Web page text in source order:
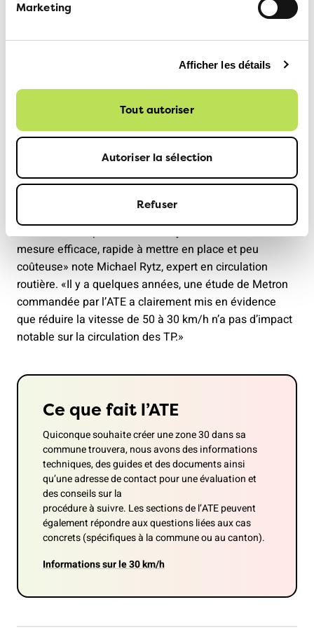
Marketing
Afficher les détails
Tout autoriser
Autoriser la sélection
Refuser
trafic et espère qu’il ne se passera rien.»
échoué. Antonia Eichenberger n’a plus qu’une carte
dans son jeu, la procédure judiciaire. «Mais cela coûte
de l’argent, de l’énergie, et l’issue reste incertaine.» Elle
est découragée: «On dirait que la commune se fiche de
Factuellement, la situation est claire: l’expertise l’a
infrastructures piétonnières et cyclables. C’est une
mesure efficace, rapide à mettre en place et peu
coûteuse» note Michael Rytz, expert en circulation
routière. «Il y a quelques années, une étude de Metron
commandée par l’ATE a clairement mis en évidence
que réduire la vitesse de 50 à 30 km/h n’a pas d’impact
notable sur la circulation des TP.»
Ce que fait l’ATE
Quiconque souhaite créer une zone 30 dans sa
commune trouvera, nous avons des informations
techniques, des guides et des documents ainsi
qu’une adresse de contact pour une évaluation et
des conseils sur la
procédure à suivre. Les sections de l’ATE peuvent
également répondre aux questions liées aux cas
concrets (spécifiques à la commune ou au canton).
Informations sur le 30 km/h